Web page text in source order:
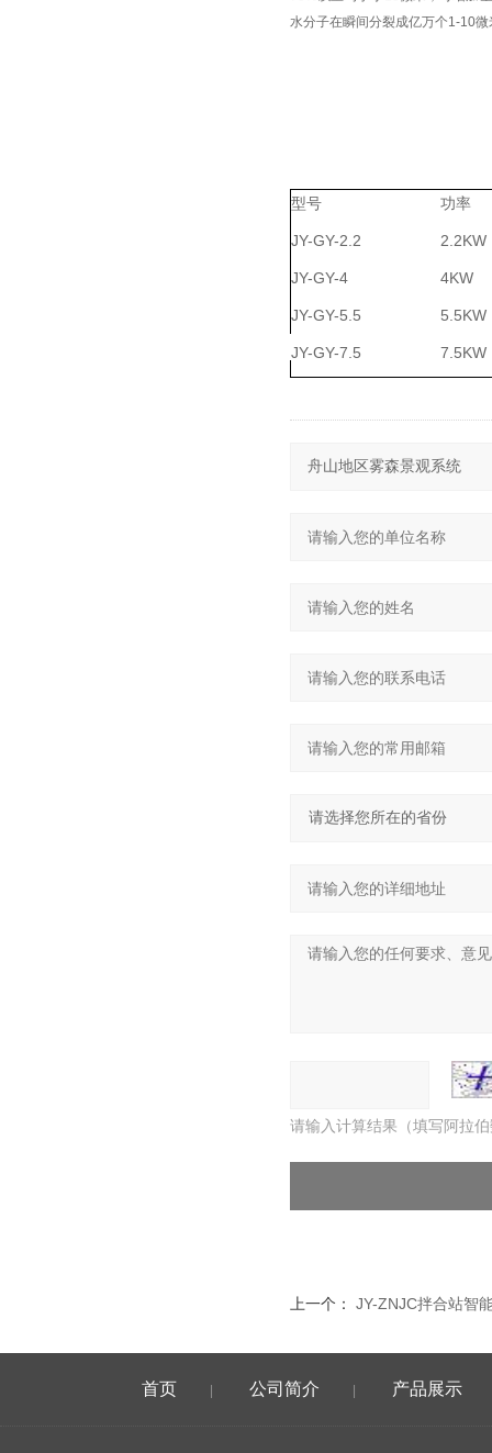
水分子在瞬间分裂成亿万个1-10
型号 功率
JY-GY-2.2 2.2KW
JY-GY-4 4KW
JY-GY-5.5 5.5KW
JY-GY-7.5 7.5KW
请输入计算结果（填写阿拉
上一个： JY-ZNJC拌合站智
首页 公司简介 产品展示